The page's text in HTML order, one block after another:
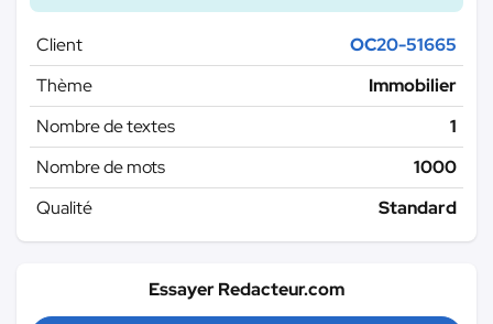
Client
OC20-51665
Thème
Immobilier
Nombre de textes
1
Nombre de mots
1000
Qualité
Standard
Essayer Redacteur.com